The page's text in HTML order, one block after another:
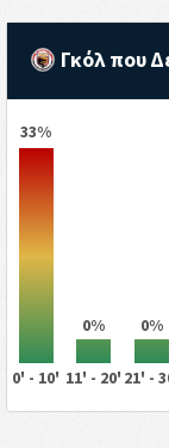
Γκόλ που
33%
0% 0%
0' - 10' 11' - 20' 21' -